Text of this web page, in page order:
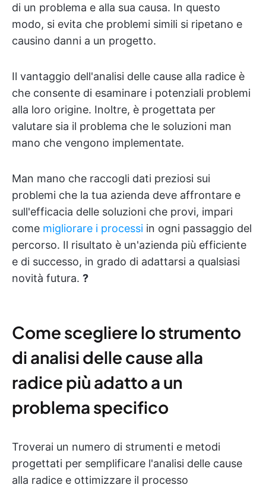
di un problema e alla sua causa. In questo
modo, si evita che problemi simili si ripetano e
causino danni a un progetto.
Il vantaggio dell'analisi delle cause alla radice è
che consente di esaminare i potenziali problemi
alla loro origine. Inoltre, è progettata per
valutare sia il problema che le soluzioni man
mano che vengono implementate.
Man mano che raccogli dati preziosi sui
problemi che la tua azienda deve affrontare e
sull'efficacia delle soluzioni che provi, impari
come migliorare i processi in ogni passaggio del
percorso. Il risultato è un'azienda più efficiente
e di successo, in grado di adattarsi a qualsiasi
novità futura. ?
Come scegliere lo strumento
di analisi delle cause alla
radice più adatto a un
problema specifico
Troverai un numero di strumenti e metodi
progettati per semplificare l'analisi delle cause
alla radice e ottimizzare il processo